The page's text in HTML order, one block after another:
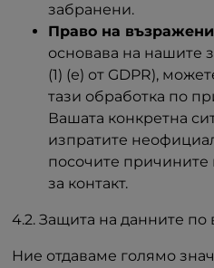
забранени.
Право на
основава на нашите
(1) (е) от GDPR),
тази обработка по
Вашата конкретна
изпратите
посочите
за контакт.
4.2. Защита на данните по
Ние отдаваме голямо